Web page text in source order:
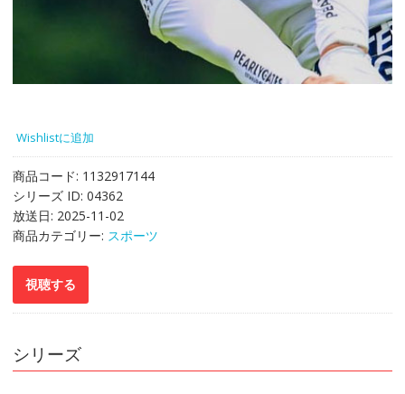
Wishlistに追加
商品コード: 1132917144
シリーズ ID: 04362
放送日: 2025-11-02
商品カテゴリー: スポーツ
シリーズ